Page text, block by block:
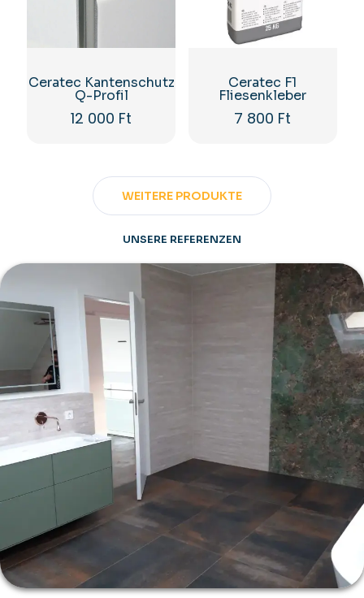
Ceratec Kantenschutz
Q-Profil
12 000 Ft
Ceratec F1
Fliesenkleber
7 800 Ft
WEITERE PRODUKTE
UNSERE REFERENZEN